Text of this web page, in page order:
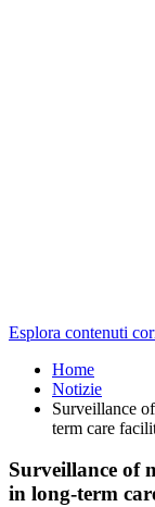
Esplora contenuti
Home
Notizie
Surveillance
term care
Surveillance of
in long-term